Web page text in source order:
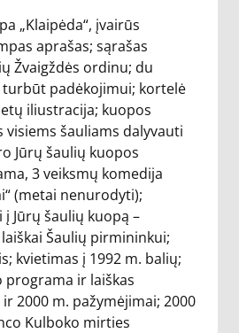
„Klaipėda“, įvairūs
aprašas; sąrašas
Žvaigždės ordinu; du
turbūt padėkojimui; kortelė
iliustracija; kuopos
visiems šauliams dalyvauti
Jūrų šaulių kuopos
3 veiksmų komedija
(metai nenurodyti);
Jūrų šaulių kuopą –
Šaulių pirmininkui;
kvietimas į 1992 m. balių;
programa ir laiškas
2000 m. pažymėjimai; 2000
Kulboko mirties